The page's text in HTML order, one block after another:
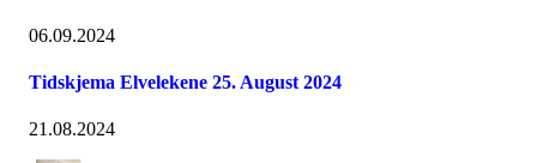
06.09.2024
Tidskjema Elvelekene 25. August 2024
21.08.2024